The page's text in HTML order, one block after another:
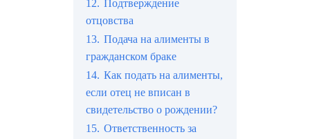
12. Подтверждение
отцовства
13. Подача на алименты в
гражданском браке
14. Как подать на алименты,
если отец не вписан в
свидетельство о рождении?
15. Ответственность за